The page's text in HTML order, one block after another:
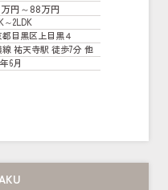
万円～88万円
～2LDK
目黒区上目黒４
線 祐天寺駅 徒歩7分 他
6月